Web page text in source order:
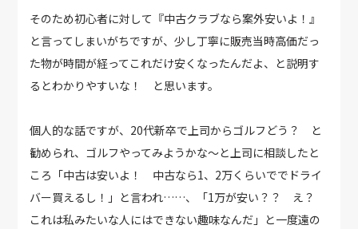
そのため初心者に対して『中古クラブなら案外安いよ！』
と言ってしまいがちですが、少し丁寧に販売当時高価だっ
た物が時間が経ってこれだけ安くなったんだよ、と説明す
るとわかりやすいな！ と思います。
個人的な話ですが、20代新卒で上司からゴルフどう？ と
勧められ、ゴルフやってみようかな〜と上司に相談したと
ころ「中古は安いよ！ 中古なら1、2万くらいででドライ
バー買えるし！」と言われ……、「1万が安い？？ え？
これは私みたいな人にはできない趣味なんだ」と一度遠の